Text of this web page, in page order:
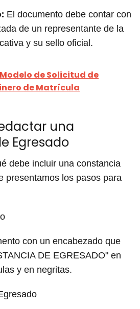
El documento debe contar con
de un representante de la
y su sello oficial.
Modelo de Solicitud de
de Matrícula
una
Egresado
debe incluir una constancia
presentamos los pasos para
con un encabezado que
DE EGRESADO" en
y en negritas.